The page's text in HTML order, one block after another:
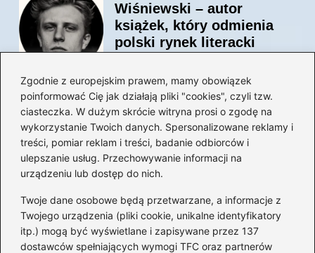
Zgodnie z europejskim prawem, mamy obowiązek
poinformować Cię jak działają pliki "cookies", czyli tzw.
ciasteczka. W dużym skrócie witryna prosi o zgodę na
wykorzystanie Twoich danych. Spersonalizowane reklamy i
treści, pomiar reklam i treści, badanie odbiorców i
ulepszanie usług. Przechowywanie informacji na
urządzeniu lub dostęp do nich.
Twoje dane osobowe będą przetwarzane, a informacje z
Twojego urządzenia (pliki cookie, unikalne identyfikatory
itp.) mogą być wyświetlane i zapisywane przez 137
dostawców spełniających wymogi TFC oraz partnerów
Wiśniewski – autor
książek, który odmienia
polski rynek literacki
Magiczne kulisy życia
autora książki o Kubusiu
Puchatku
Odkryj inne książki autora
„Jaś i Małgosia”, które
musisz przeczytać